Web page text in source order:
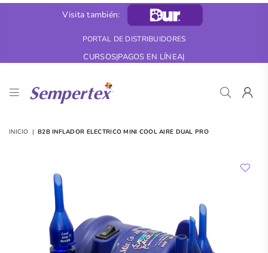
Visita también:
PORTAL DE DISTRIBUIDORES
CURSOS|PAGOS EN LÍNEA|
INICIO | B2B INFLADOR ELECTRICO MINI COOL AIRE DUAL PRO